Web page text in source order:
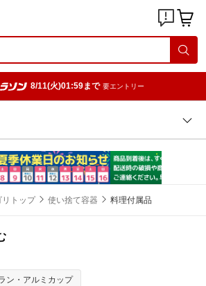
8/11(火)01:59まで 要エントリー
リトップ 使い捨て容器 料理付属品
ン・アルミカップ